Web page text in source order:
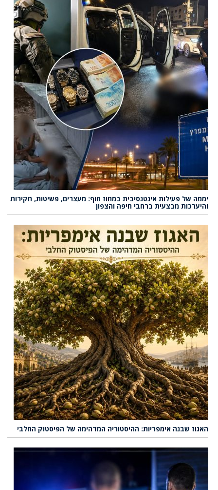
יממה של פעילות אינטנסיבית במחוז חוף: מעצרים, פשיטות, חקירות
והיערכות מבצעית ברחבי חיפה והצפון
האגוז שבנה אימפריות: ההיסטוריה המדהימה של הפיסטוק החלבי